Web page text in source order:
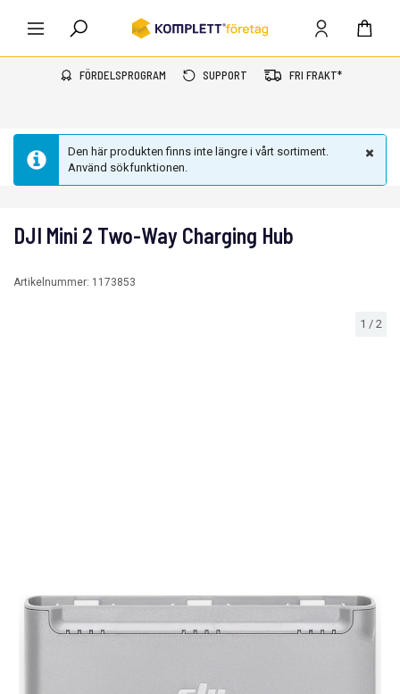
FÖRDELSPROGRAM SUPPORT FRI FRAKT*
Den här produkten finns inte längre i vårt sortiment.
Använd sökfunktionen.
1 / 2
DJI Mini 2 Two-Way Charging Hub
Artikelnummer: 1173853